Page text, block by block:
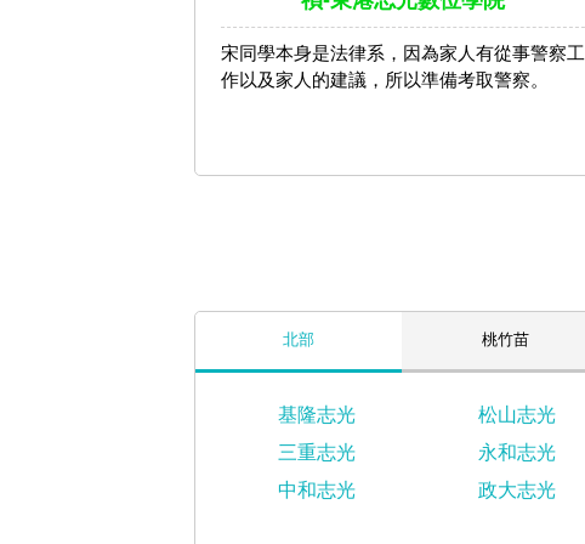
宋同學本身是法律系，因為家人有從事警察工
作以及家人的建議，所以準備考取警察。
北部 桃竹苗
基隆志光 松山志光
三重志光
永和志光
中和志光
政大志光